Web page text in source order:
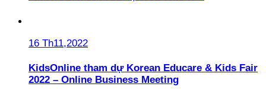
16 Th11,2022
KidsOnline tham dự Korean Educare & Kids Fair
2022 – Online Business Meeting